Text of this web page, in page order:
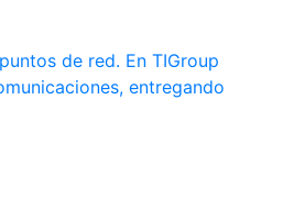
de red. En TIGroup
entregando